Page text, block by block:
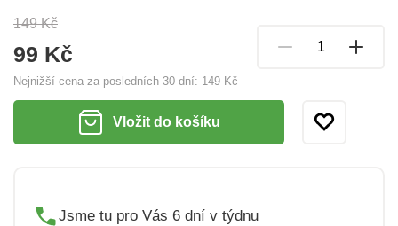
149 Kč
99 Kč
Nejnižší cena za posledních 30 dní: 149 Kč
Vložit do košíku
Jsme tu pro Vás 6 dní v týdnu